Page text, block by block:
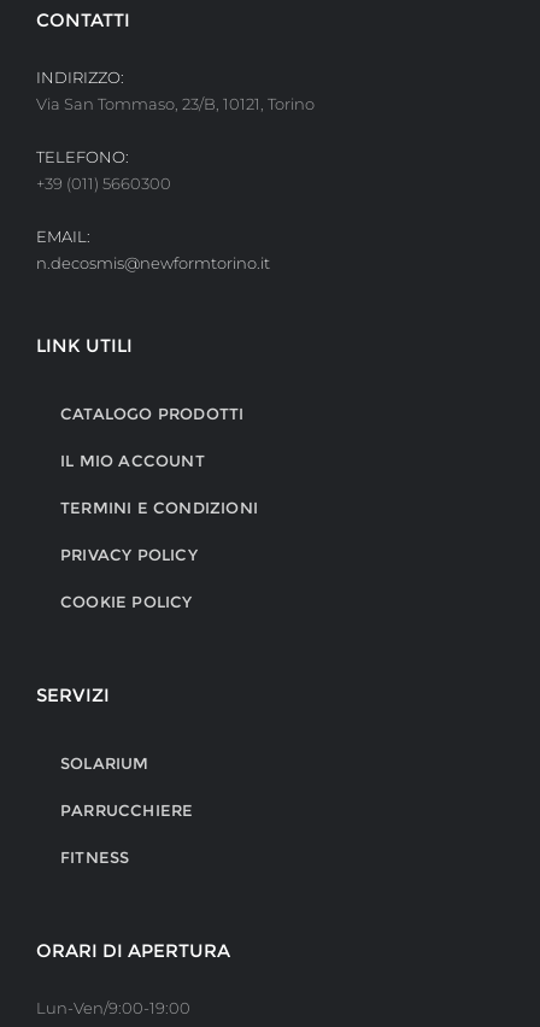
CONTATTI
INDIRIZZO:
Via San Tommaso, 23/B, 10121, Torino
TELEFONO:
+39 (011) 5660300
EMAIL:
n.decosmis@newformtorino.it
LINK UTILI
CATALOGO PRODOTTI
IL MIO ACCOUNT
TERMINI E CONDIZIONI
PRIVACY POLICY
COOKIE POLICY
SERVIZI
SOLARIUM
PARRUCCHIERE
FITNESS
ORARI DI APERTURA
Lun-Ven/9:00-19:00